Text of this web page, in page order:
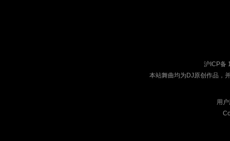
沪ICP备
本站舞曲均为DJ原创作品，
用